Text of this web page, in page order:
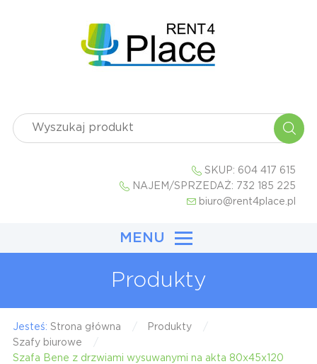
SKUP: 604 417 615
NAJEM/SPRZEDAŻ: 732 185 225
biuro@rent4place.pl
MENU
Produkty
Jesteś: Strona główna
Produkty
Szafy biurowe
Szafa Bene z drzwiami wysuwanymi na akta 80x45x120